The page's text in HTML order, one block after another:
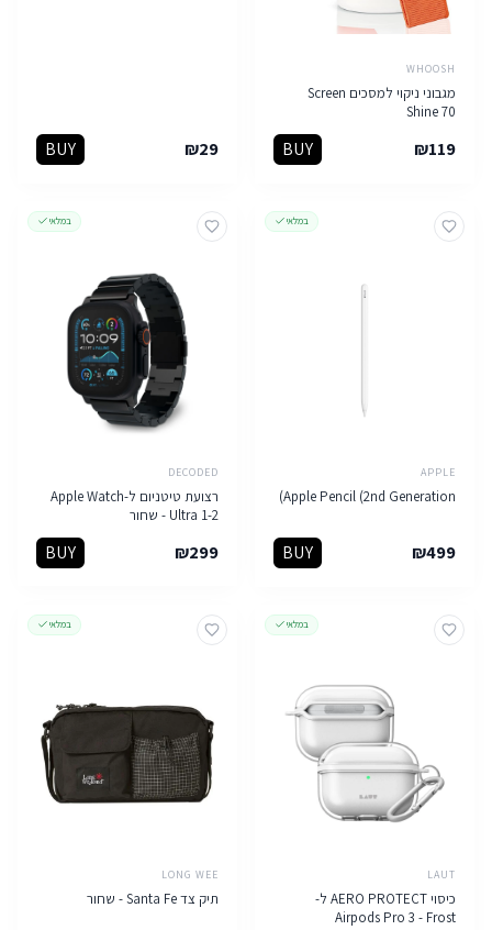
WHOOSH
מגבוני ניקוי למסכים Screen
Shine 70
₪119
BUY
₪29
BUY
במלאי
APPLE
Apple Pencil (2nd Generation)
₪499
BUY
במלאי
DECODED
רצועת טיטניום ל-Apple Watch
Ultra 1-2 - שחור
₪299
BUY
במלאי
LAUT
כיסוי AERO PROTECT ל-
Airpods Pro 3 - Frost
במלאי
LONG WEE
תיק צד Santa Fe - שחור